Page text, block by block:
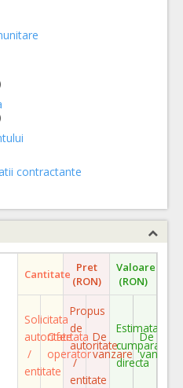
contractante
Cantitate Pret
(RON)
Valoare
(RON)
Solicitata
autoritate
/
entitate
Ofertata
operator
Propus
de
autoritate
/
entitate
De
vanzare
Estimata
cumparare
directa
De
vanzare